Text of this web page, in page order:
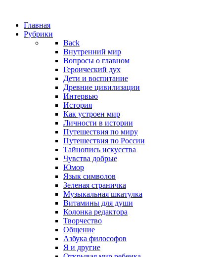
Главная
Рубрики
Back
Внутренний мир
Вопросы о главном
Героический дух
Дети и воспитание
Древние цивилизации
Интервью
История
Как устроен мир
Личности в истории
Путешествия по миру
Путешествия по России
Тайнопись искусства
Чувства добрые
Юмор
Язык символов
Зеленая страничка
Музыкальная шкатулка
Витамины для души
Колонка редактора
Творчество
Общение
Азбука философов
Я и другие